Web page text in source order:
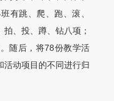
有跳、爬、跑、滚、
、投、蹲、钻八项；
随后，将78份教学活
活动项目的不同进行归